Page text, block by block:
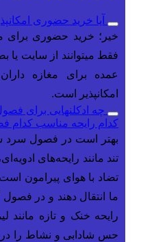
آیا خرید حضوری
خیر؛ خرید حضوری برای
فقط میتوانند از سایت یا
عمده برای مغازه
امکانپذیر است.
چه ادکلنهایی برای
کدام رایحه مناسب کدام
بهتر است در فصول سرد
تند مانند رایحه‌های
تضاد با هوای پیرامون
ما انتقال دهند و در
رایحه خنک و تازه مانند
حس شادابی و نشاط را در